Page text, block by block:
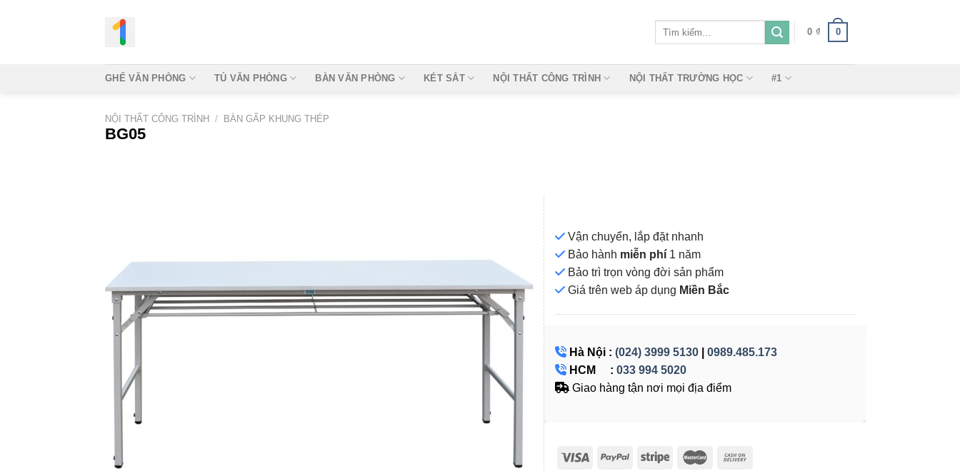
0 ₫ 0
GHẾ VĂN PHÒNG TỦ VĂN PHÒNG BÀN VĂN PHÒNG KÉT SẮT NỘI THẤT CÔNG TRÌNH NỘI THẤT TRƯỜNG HỌC #1
NỘI THẤT CÔNG TRÌNH / BÀN GẤP KHUNG THÉP
BG05
Add to
wishlist
Vận chuyển, lắp đặt nhanh
Bảo hành miễn phí 1 năm
Bảo trì trọn vòng đời sản phẩm
Giá trên web áp dụng Miền Bắc
Hà Nội : (024) 3999 5130
0989.485.173
HCM : 033 994 5020
Giao hàng tận nơi mọi địa điểm